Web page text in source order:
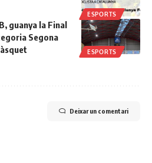
ESPORTS
ESPORTS
guanya la Final
Segona
Deixar un comentari